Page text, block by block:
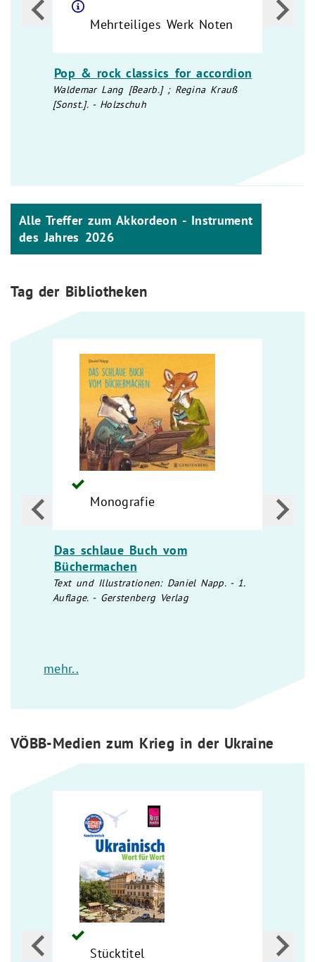
Mehrteiliges Werk Noten
Pop & rock classics for accordion
Waldemar Lang [Bearb.] ; Regina Krauß
[Sonst.]. - Holzschuh
Alle Treffer zum Akkordeon - Instrument
des Jahres 2026
Tag der Bibliotheken
Monografie
Das schlaue Buch vom
Büchermachen
Text und Illustrationen: Daniel Napp. - 1.
Auflage. - Gerstenberg Verlag
mehr..
VÖBB-Medien zum Krieg in der Ukraine
Stücktitel